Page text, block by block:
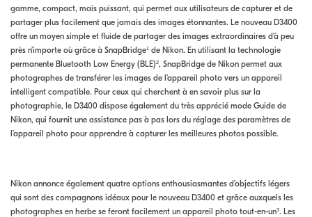
gamme, compact, mais puissant, qui permet aux utilisateurs de capturer et de
partager plus facilement que jamais des images étonnantes. Le nouveau D3400
offre un moyen simple et fluide de partager des images extraordinaires d’à peu
près n’importe où grâce à SnapBridge¹ de Nikon. En utilisant la technologie
permanente Bluetooth Low Energy (BLE)², SnapBridge de Nikon permet aux
photographes de transférer les images de l’appareil photo vers un appareil
intelligent compatible. Pour ceux qui cherchent à en savoir plus sur la
photographie, le D3400 dispose également du très apprécié mode Guide de
Nikon, qui fournit une assistance pas à pas lors du réglage des paramètres de
l’appareil photo pour apprendre à capturer les meilleures photos possible.
Nikon annonce également quatre options enthousiasmantes d’objectifs légers
qui sont des compagnons idéaux pour le nouveau D3400 et grâce auxquels les
photographes en herbe se feront facilement un appareil photo tout-en-un³. Les